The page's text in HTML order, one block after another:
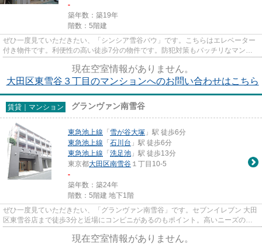
-
築年数：築19年
階数：5階建
ぜひ一度見ていただきたい、「シンシア雪谷バウ」です。こちらはエレベーター
付き物件です。利便性の高い徒歩7分の物件です。防犯対策もバッチリなマンシ
現在空室情報がありません。
大田区東雪谷３丁目のマンションへのお問い合わせはこちら
賃貸｜マンション グランヴァン南雪谷
東急池上線 「 雪が谷大塚 」駅 徒歩6分
東急池上線 「 石川台 」駅 徒歩6分
東急池上線 「 洗足池 」駅 徒歩13分
東京都大田区南雪谷 １丁目10-5
-
築年数：築24年
階数：5階建 地下1階
ぜひ一度見ていただきたい、「グランヴァン南雪谷」です。セブンイレブン 大田
区東雪谷店まで徒歩3分と近場にコンビニがあるのもポイント。高いニーズのあ
現在空室情報がありません。